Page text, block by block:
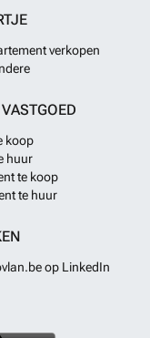
verkopen
koop
huur
te koop
te huur
op LinkedIn